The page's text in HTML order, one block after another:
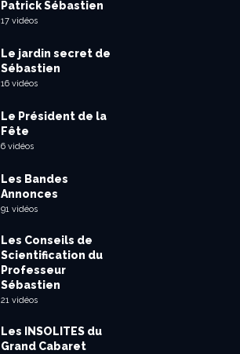
Patrick Sébastien
17 vidéos
Le jardin secret de
Sébastien
16 vidéos
Le Président de la
Fête
6 vidéos
Les Bandes
Annonces
91 vidéos
Les Conseils de
Scientification du
Professeur
Sébastien
21 vidéos
Les INSOLITES du
Grand Cabaret